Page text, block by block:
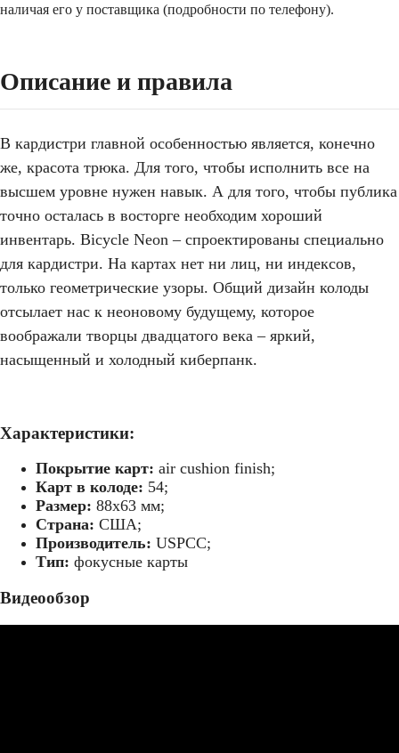
наличая его у поставщика (подробности по телефону).
Описание и правила
В кардистри главной особенностью является, конечно
же, красота трюка. Для того, чтобы исполнить все на
высшем уровне нужен навык. А для того, чтобы публика
точно осталась в восторге необходим хороший
инвентарь. Bicycle Neon – спроектированы специально
для кардистри. На картах нет ни лиц, ни индексов,
только геометрические узоры. Общий дизайн колоды
отсылает нас к неоновому будущему, которое
воображали творцы двадцатого века – яркий,
насыщенный и холодный киберпанк.
Характеристики:
Покрытие карт: air cushion finish;
Карт в колоде: 54;
Размер: 88х63 мм;
Страна: США;
Производитель: USPCC;
Тип: фокусные карты
Видеообзор